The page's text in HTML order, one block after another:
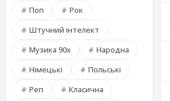
Поп
Рок
Штучний інтелект
Музика 90х
Народна
Німецькі
Польські
Реп
Класична